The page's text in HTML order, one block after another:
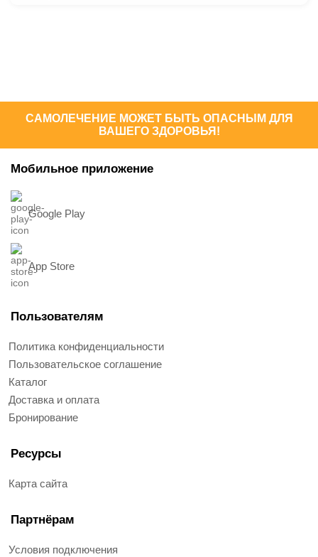
САМОЛЕЧЕНИЕ МОЖЕТ БЫТЬ ОПАСНЫМ ДЛЯ
ВАШЕГО ЗДОРОВЬЯ!
Мобильное приложение
Google Play
App Store
Пользователям
Политика конфиденциальности
Пользовательское соглашение
Каталог
Доставка и оплата
Бронирование
Ресурсы
Карта сайта
Партнёрам
Условия подключения